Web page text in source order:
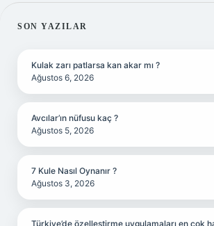
SIDEBAR
SON YAZILAR
Kulak zarı patlarsa kan akar mı ?
Ağustos 6, 2026
Avcılar’ın nüfusu kaç ?
Ağustos 5, 2026
7 Kule Nasıl Oynanır ?
Ağustos 3, 2026
Türkiye’de özelleştirme uygulamaları en çok